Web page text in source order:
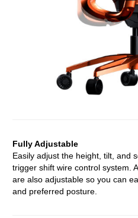
Fully Adjustable
Easily adjust the height, tilt, and
trigger shift wire control system.
are also adjustable so you can
and preferred posture.